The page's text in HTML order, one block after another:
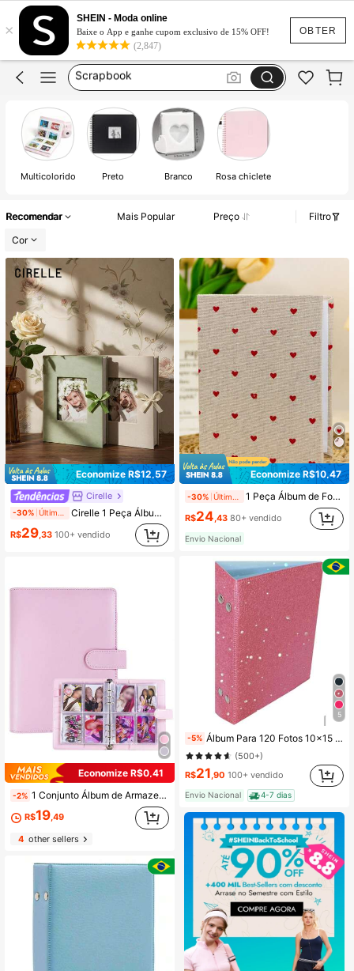
OBTER
×
SHEIN - Moda online
Baixe o App e ganhe cupom exclusivo de 15% OFF!
(2,847)
Album De Fotos
Scrapbook
Album De Fotos 10x15
Binder
Album De Fotos
Multicolorido Preto Branco Rosa chiclete
Recomendar Mais Popular Preço
Filtro
Cor
Economize R$12,57
Cirelle
-30% Últimas 3 hrs Cirelle 1 Peça Álbum de Fotos, 100 bolsos de 4x6 polegadas, Capa de Linho, Bolsos para Inserir Fotos, Adequado para Casamento, Família, Aniversário, Férias, Presente
R$29 ,33 100+ vendido
Economize R$0,41
-2% 1 Conjunto Álbum de Armazenamento de Cartões de Fotos A5 Multifuncional Premium, Design de Álbum Minimalista, Livro de Armazenamento Compacto e Durável, Capa de Caderno de Folhas Soltas em PU, Adequado para Planejamento Diário e Notas, Suprimentos de Escritório, Álbum de Coleção de Ingressos e Cartões
R$19,49
4other sellers
Economize R$10,47
-30% 1 Peça Álbum de Fotos com Capa de Tecido de 6 Polegadas, 100 Páginas Internas de Alta Transparência, Luva de Couro, Embalagem Plástica, Scrapbook, Temporada de Volta às Aulas, Suprimentos Escolares, Álbum de Fotos, Formato de Coração, Presente de Natal e Ano Novo, Álbum de Fotos de Casamento, Álbum de Fotos do Dia dos Namorados
R$24,43 80+ vendido
Envio Nacional
5
-5% Álbum Para 120 Fotos 10x15 Couro Glitter Escolha Seu Album Preferido
(500+)
R$21,90 100+ vendido
Envio Nacional 4-7 dias